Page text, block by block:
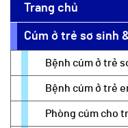
Trang chủ
Cúm ở trẻ sơ sinh
Bệnh cúm ở trẻ
Bệnh cúm ở trẻ
Phòng cúm cho